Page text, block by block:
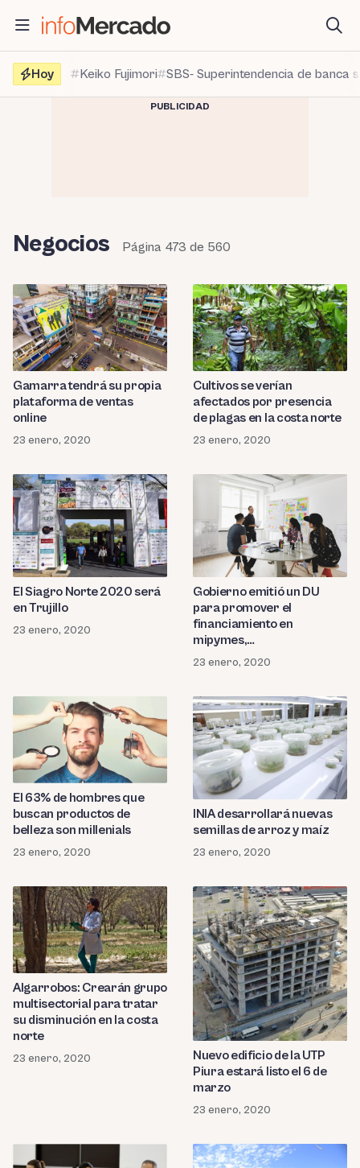
contenido
Hoy
Keiko Fujimori SBS- Superintendencia de banca
PUBLICIDAD
Negocios Página 473 de 560
Gamarra tendrá su propia
plataforma de ventas
online
23 enero, 2020
Cultivos se verían
afectados por presencia
de plagas en la costa norte
23 enero, 2020
El Siagro Norte 2020 será
en Trujillo
23 enero, 2020
Gobierno emitió un DU
para promover el
financiamiento en
mipymes,
emprendimientos y
startups
23 enero, 2020
El 63% de hombres que
buscan productos de
belleza son millenials
23 enero, 2020
INIA desarrollará nuevas
semillas de arroz y maíz
23 enero, 2020
Algarrobos: Crearán grupo
multisectorial para tratar
su disminución en la costa
norte
23 enero, 2020
Nuevo edificio de la UTP
Piura estará listo el 6 de
marzo
23 enero, 2020